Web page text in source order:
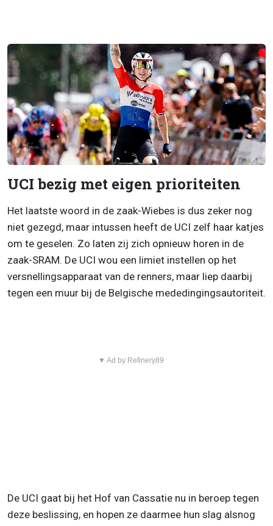
UCI bezig met eigen prioriteiten
Het laatste woord in de zaak-Wiebes is dus zeker nog
niet gezegd, maar intussen heeft de UCI zelf haar katjes
om te geselen. Zo laten zij zich opnieuw horen in de
zaak-SRAM. De UCI wou een limiet instellen op het
versnellingsapparaat van de renners, maar liep daarbij
tegen een muur bij de Belgische mededingingsautoriteit.
▼ Ad by Refinery89
De UCI gaat bij het Hof van Cassatie nu in beroep tegen
deze beslissing, en hopen ze daarmee hun slag alsnog